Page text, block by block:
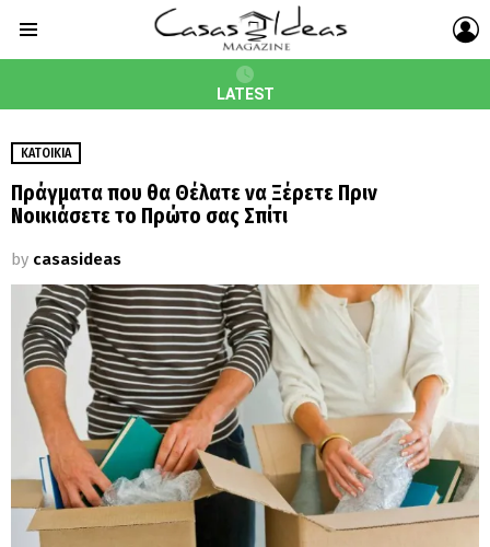
LATEST
ΚΑΤΟΙΚΊΑ
Πράγματα που θα Θέλατε να Ξέρετε Πριν
Νοικιάσετε το Πρώτο σας Σπίτι
by casasideas